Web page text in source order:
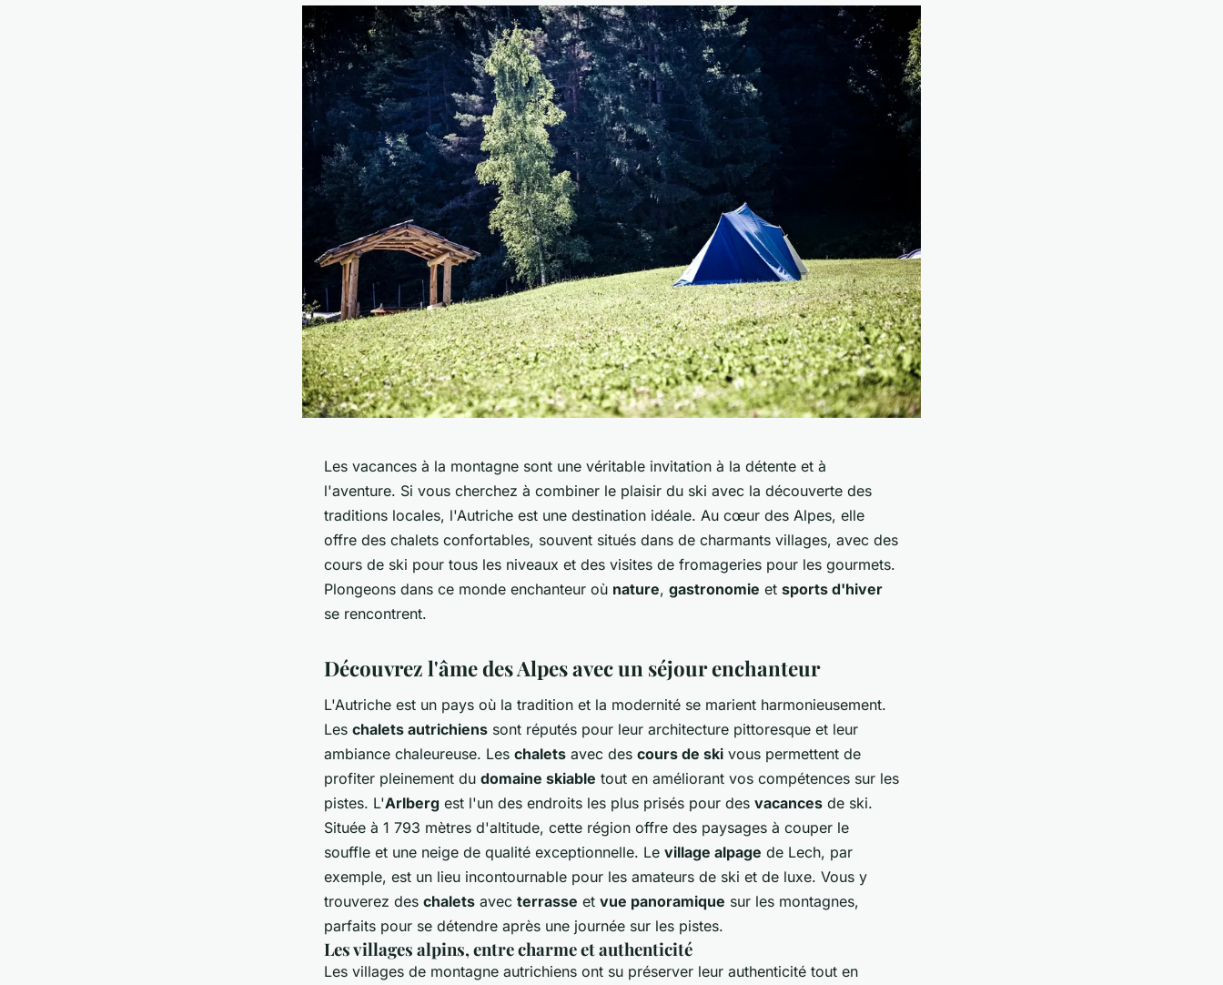
Les vacances à la montagne sont une véritable invitation à la détente et à
l'aventure. Si vous cherchez à combiner le plaisir du ski avec la découverte des
traditions locales, l'Autriche est une destination idéale. Au cœur des Alpes, elle
offre des chalets confortables, souvent situés dans de charmants villages, avec des
cours de ski pour tous les niveaux et des visites de fromageries pour les gourmets.
Plongeons dans ce monde enchanteur où nature, gastronomie et sports d'hiver
se rencontrent.
Découvrez l'âme des Alpes avec un séjour enchanteur
L'Autriche est un pays où la tradition et la modernité se marient harmonieusement.
Les chalets autrichiens sont réputés pour leur architecture pittoresque et leur
ambiance chaleureuse. Les chalets avec des cours de ski vous permettent de
profiter pleinement du domaine skiable tout en améliorant vos compétences sur les
pistes. L'Arlberg est l'un des endroits les plus prisés pour des vacances de ski.
Située à 1 793 mètres d'altitude, cette région offre des paysages à couper le
souffle et une neige de qualité exceptionnelle. Le village alpage de Lech, par
exemple, est un lieu incontournable pour les amateurs de ski et de luxe. Vous y
trouverez des chalets avec terrasse et vue panoramique sur les montagnes,
parfaits pour se détendre après une journée sur les pistes.
Les villages alpins, entre charme et authenticité
Les villages de montagne autrichiens ont su préserver leur authenticité tout en